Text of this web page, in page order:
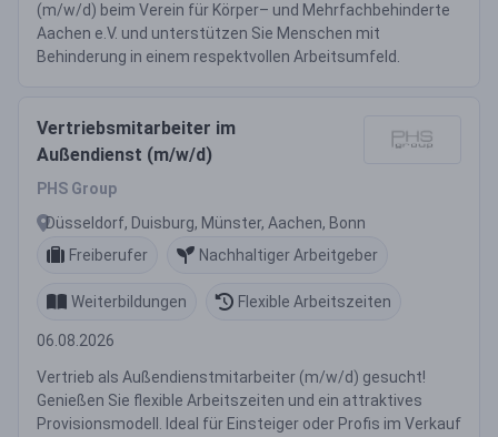
(m/w/d) beim Verein für Körper– und Mehrfachbehinderte
Aachen e.V. und unterstützen Sie Menschen mit
Behinderung in einem respektvollen Arbeitsumfeld.
Vertriebsmitarbeiter im
Außendienst (m/w/d)
PHS Group
Düsseldorf, Duisburg, Münster, Aachen, Bonn
Freiberufer
Nachhaltiger Arbeitgeber
Weiterbildungen Flexible Arbeitszeiten
06.08.2026
Vertrieb als Außendienstmitarbeiter (m/w/d) gesucht!
Genießen Sie flexible Arbeitszeiten und ein attraktives
Provisionsmodell. Ideal für Einsteiger oder Profis im Verkauf